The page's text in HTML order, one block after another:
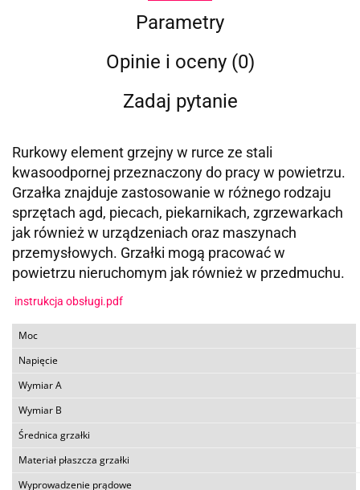
Parametry
Opinie i oceny (0)
Zadaj pytanie
Rurkowy element grzejny w rurce ze stali
kwasoodpornej przeznaczony do pracy w powietrzu.
Grzałka znajduje zastosowanie w różnego rodzaju
sprzętach agd, piecach, piekarnikach, zgrzewarkach
jak również w urządzeniach oraz maszynach
przemysłowych. Grzałki mogą pracować w
powietrzu nieruchomym jak również w przedmuchu.
instrukcja obsługi.pdf
Moc
Napięcie
Wymiar A
Wymiar B
Średnica grzałki
Materiał płaszcza grzałki
Wyprowadzenie prądowe